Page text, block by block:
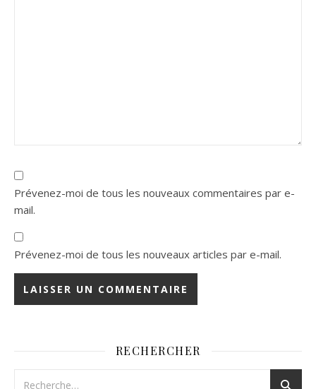
Prévenez-moi de tous les nouveaux commentaires par e-
mail.
Prévenez-moi de tous les nouveaux articles par e-mail.
RECHERCHER